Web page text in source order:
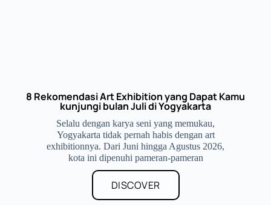
8 Rekomendasi Art Exhibition yang Dapat Kamu
kunjungi bulan Juli di Yogyakarta
Selalu dengan karya seni yang memukau,
Yogyakarta tidak pernah habis dengan art
exhibitionnya. Dari Juni hingga Agustus 2026,
kota ini dipenuhi pameran-pameran
DISCOVER